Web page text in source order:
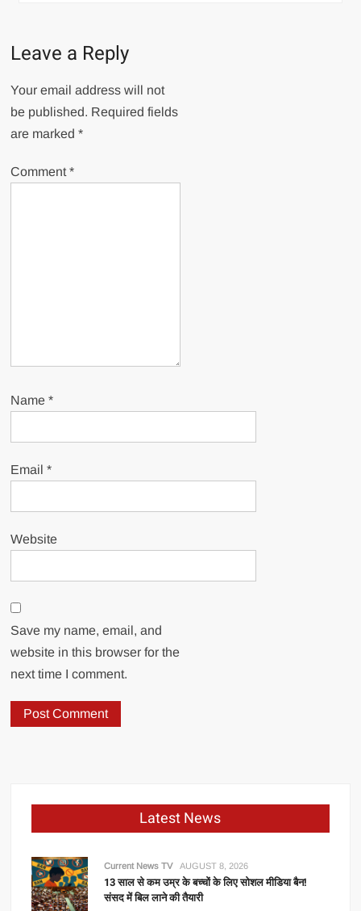
Leave a Reply
Your email address will not
be published. Required fields
are marked*
Comment*
Name*
Email*
Website
Save my name, email, and
website in this browser for the
next time I comment.
Latest News
Current News TV AUGUST 8, 2026
13 साल से कम उम्र के बच्चों के लिए सोशल मीडिया बैन!
संसद में बिल लाने की तैयारी